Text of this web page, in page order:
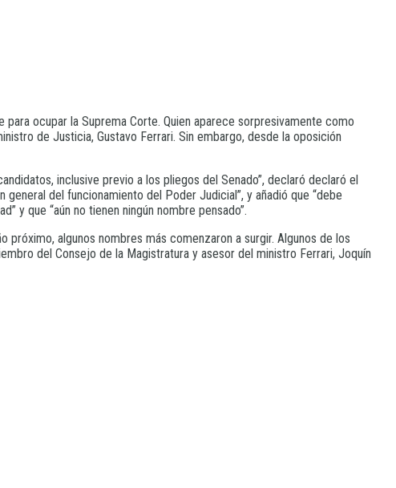
ocupar la Suprema Corte. Quien aparece sorpresivamente como
de Justicia, Gustavo Ferrari. Sin embargo, desde la oposición
inclusive previo a los pliegos del Senado”, declaró declaró el
general del funcionamiento del Poder Judicial”, y añadió que “debe
y que “aún no tienen ningún nombre pensado”.
algunos nombres más comenzaron a surgir. Algunos de los
del Consejo de la Magistratura y asesor del ministro Ferrari, Joquín